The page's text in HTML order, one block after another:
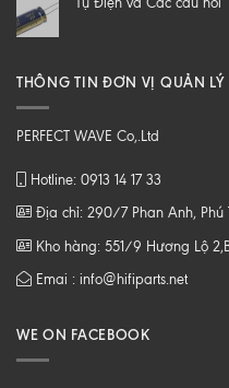
Z
THÔNG TIN ĐƠN VỊ QUẢN LÝ
PERFECT WAVE Co,.Ltd
Hotline: 0913 14 17 33
Địa chỉ: 290/7 Phan Anh, Phú
Kho hàng: 551/9 Hương Lộ
Emai : info@hifiparts.net
WE ON FACEBOOK